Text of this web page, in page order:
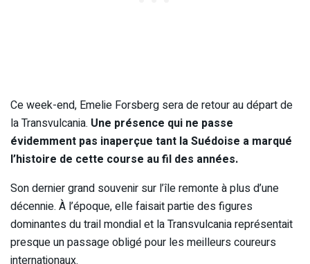
Ce week-end, Emelie Forsberg sera de retour au départ de
la Transvulcania. Une présence qui ne passe
évidemment pas inaperçue tant la Suédoise a marqué
l’histoire de cette course au fil des années.
Son dernier grand souvenir sur l’île remonte à plus d’une
décennie. À l’époque, elle faisait partie des figures
dominantes du trail mondial et la Transvulcania représentait
presque un passage obligé pour les meilleurs coureurs
internationaux.